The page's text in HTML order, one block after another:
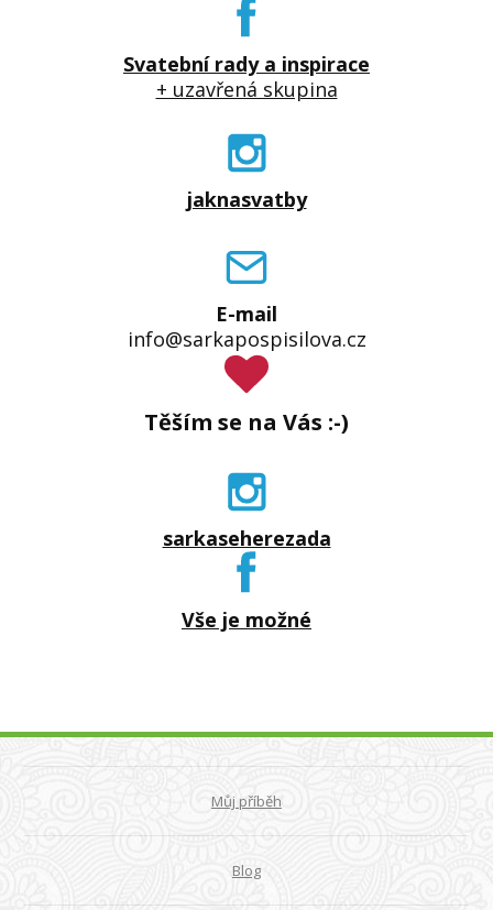
Svatební rady a inspirace
+ uzavřená skupina
jaknasvatby
E-mail
info@sarkapospisilova.cz
Těším se na Vás :-)
sarkaseherezada
Vše je možné
Můj příběh
Blog